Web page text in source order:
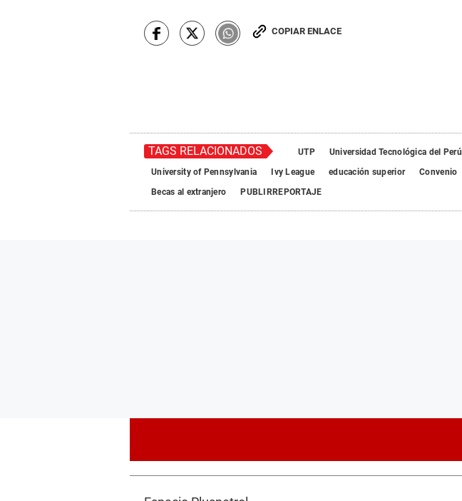
COPIAR ENLACE
TAGS RELACIONADOS UTP
Universidad Tecnológica del Perú
University of Pennsylvania
Ivy League educación superior Convenio
Becas al extranjero
PUBLIRREPORTAJE